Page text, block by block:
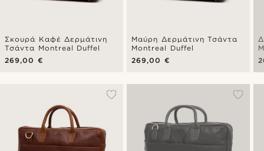
Σκουρά Καφέ Δερμάτινη
Τσάντα Montreal Duffel
269,00 €
Μαύρη Δερμάτινη Τσάντα
Montreal Duffel
269,00 €